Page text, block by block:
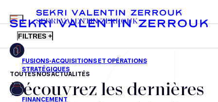
FR EN
MENU
SEKRI VALENTIN ZERROUK
FILTRES +
Fusions-acquisitions et opérations stratégiques
TOUTES NOS ACTUALITÉS
Découvrez les dernières